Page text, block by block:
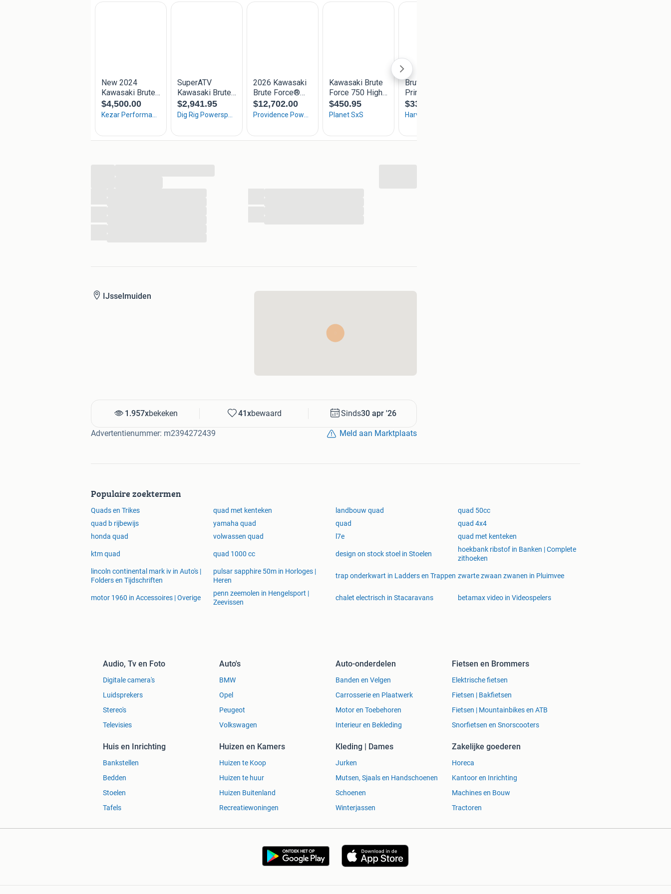
IJsselmuiden
1.957xbekeken 41xbewaard Sinds30 apr '26
Advertentienummer: m2394272439 Meld aan Marktplaats
Populaire zoektermen
Quads en Trikes quad met kenteken landbouw quad
quad 50cc
quad b rijbewijs
yamaha quad quad
quad 4x4
honda quad
volwassen quad l7e quad met kenteken
ktm quad quad 1000 cc design on stock stoel in Stoelen
hoekbank ribstof in Banken | Complete
zithoeken
lincoln continental mark iv in Auto's |
Folders en Tijdschriften
pulsar sapphire 50m in Horloges |
Heren
trap onderkwart in Ladders en Trappen zwarte zwaan zwanen in Pluimvee
motor 1960 in Accessoires | Overige
penn zeemolen in Hengelsport |
Zeevissen
chalet electrisch in Stacaravans betamax video in Videospelers
Audio, Tv en Foto
Digitale camera's
Luidsprekers
Stereo's
Televisies
Auto's
BMW
Opel
Peugeot
Volkswagen
Auto-onderdelen
Banden en Velgen
Carrosserie en Plaatwerk
Motor en Toebehoren
Interieur en Bekleding
Fietsen en Brommers
Elektrische fietsen
Fietsen | Bakfietsen
Fietsen | Mountainbikes en ATB
Snorfietsen en Snorscooters
Huis en Inrichting
Bankstellen
Bedden
Stoelen
Tafels
Huizen en Kamers
Huizen te Koop
Huizen te huur
Huizen Buitenland
Recreatiewoningen
Kleding | Dames
Jurken
Mutsen, Sjaals en Handschoenen
Schoenen
Winterjassen
Zakelijke goederen
Horeca
Kantoor en Inrichting
Machines en Bouw
Tractoren